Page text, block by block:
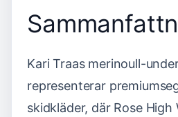
Kari Traas merinoull-
representerar
skidkläder, där Rose